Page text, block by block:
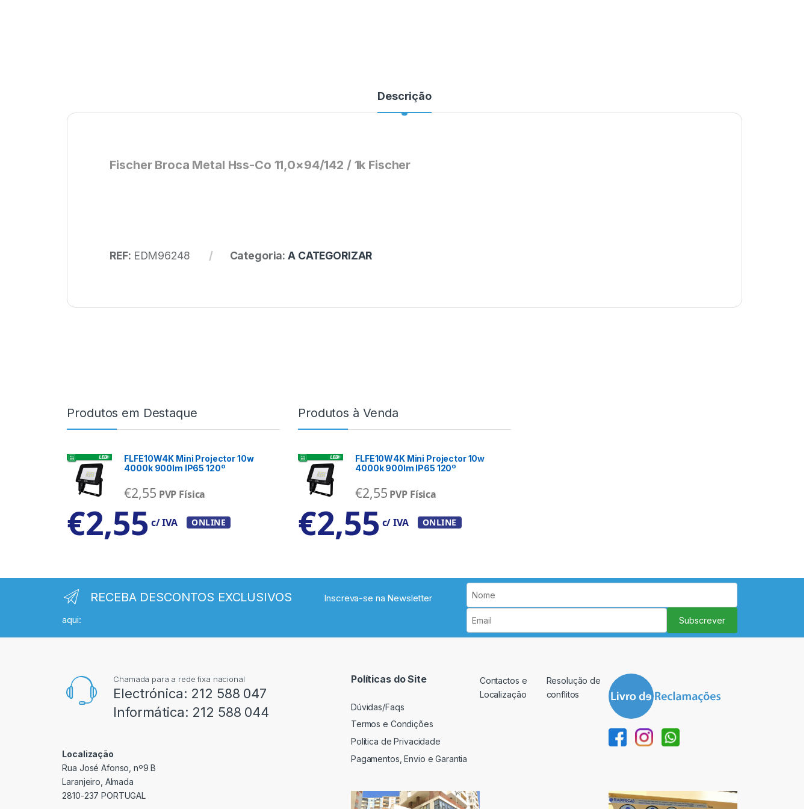
Descrição
Fischer Broca Metal Hss-Co 11,0×94/142 / 1k Fischer
REF: EDM96248 Categoria:A CATEGORIZAR
Produtos em Destaque
FLFE10W4K Mini Projector 10w
4000k 900lm IP65 120º
€2,55 PVP Física
€2,55 c/ IVA ONLINE
Produtos à Venda
FLFE10W4K Mini Projector 10w
4000k 900lm IP65 120º
€2,55 PVP Física
€2,55 c/ IVA ONLINE
RECEBA DESCONTOS EXCLUSIVOS
Inscreva-se na Newsletter
aqui:
Subscrever
Chamada para a rede fixa nacional
Electrónica: 212 588 047
Informática: 212 588 044
Localização
Rua José Afonso, nº9 B
Laranjeiro, Almada
2810-237 PORTUGAL
Políticas do Site
Dúvidas/Faqs
Termos e Condições
Política de Privacidade
Pagamentos, Envio e Garantia
Contactos e
Localização
Resolução de
conflitos